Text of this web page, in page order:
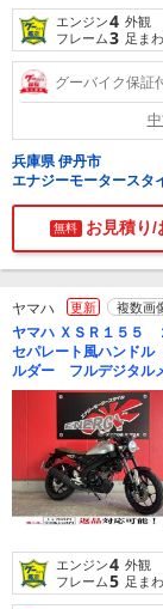
エンジン4 外観
フレーム3 足ま
グーバイク保証
兵庫県 伊丹市
エナジーモータースタ
無料 お見積り/
ヤマハ 更新 複数画
ヤマハ ＸＳＲ１５５
セパレート風ハンド
ルダー フルデジタル
エンジン4 外観
フレーム5 足ま